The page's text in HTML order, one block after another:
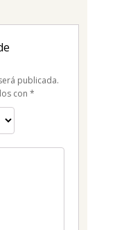
publicada.
con *